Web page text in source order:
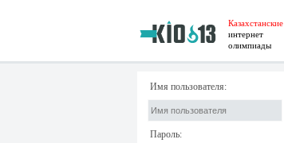
Казахстанские
интернет
олимпиады
Имя пользователя:
Пароль: